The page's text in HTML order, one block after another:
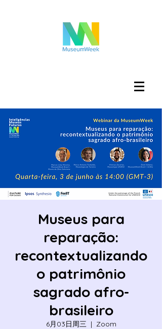
Museus para
reparação:
recontextualizando
o patrimônio
sagrado afro-
brasileiro
6月03日周三
  |
Zoom